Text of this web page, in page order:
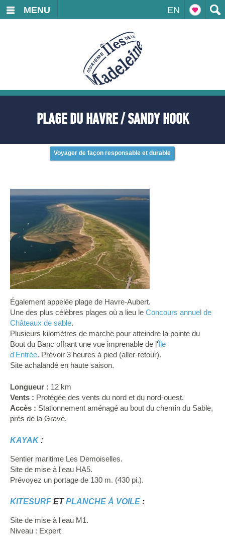
EN
MENU
PLAGE DU HAVRE / SANDY HOOK
Voyager de façon responsable et durable
Également appelée plage de Havre-Aubert.
Une des plus célèbres plages où a lieu le Concours annuel de
Châteaux de sable.
Plusieurs kilomètres de marche pour atteindre la pointe du
Bout du Banc offrant une vue imprenable de l'Île
d'Entrée. Prévoir 3 heures à pied (aller-retour).
Site achalandé en haute saison.
Longueur : 12 km
Vents : Protégée des vents du nord et du nord-ouest.
Accès : Stationnement aménagé au bout du chemin du Sable,
près de la Grave.
KAYAK :
Sentier maritime Les Demoiselles.
Site de mise à l'eau HA5.
Prévoyez un portage de 130 m. (430 pi.).
KITESURF ETPLANCHE À VOILE :
Site de mise à l'eau M1.
Niveau : Expert